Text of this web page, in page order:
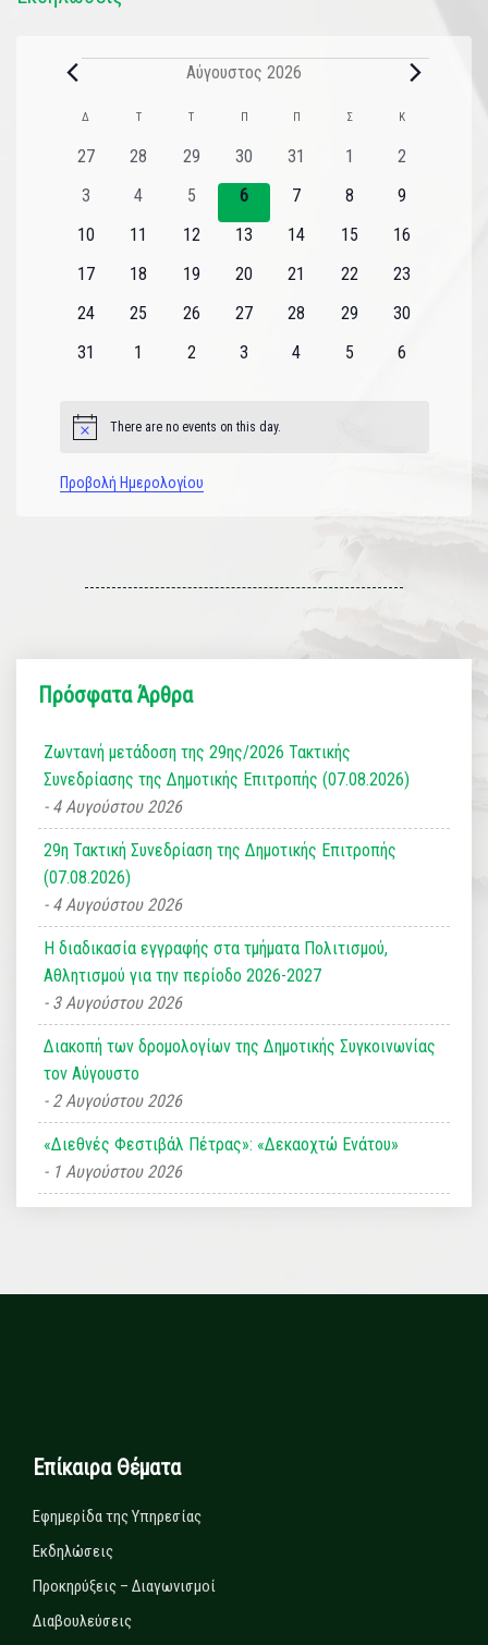
Αύγουστος 2026
Ημερολόγιο
του
Εκδηλώσεις
Δ Τ Τ Π Π Σ Κ
0
27
0
28
0
εκδηλώσεις
29
0
εκδηλώσεις
30
0
31
01
0
2
0
3
0
εκδηλώσεις
4
0
εκδηλώσεις
5
0
εκδηλώσεις
6
0
7
0
8
0
9
0
10
0
11
0
12
0
13
0
14
0
15
0
16
0
17
0
18
0
19
0
20
0
21
0
22
0
23
0
24
0
25
0
26
0
27
0
28
0
29
0
30
0
31
0
1
0
2
0
3
0
4
0
5
0
6
Notice There are no events on this day.
Προβολή Ημερολογίου
Πρόσφατα Άρθρα
Ζωντανή μετάδοση της 29ης/2026 Τακτικής
Συνεδρίασης της Δημοτικής Επιτροπής (07.08.2026)
4 Αυγούστου 2026
29η Τακτική Συνεδρίαση της Δημοτικής Επιτροπής
(07.08.2026)
4 Αυγούστου 2026
Η διαδικασία εγγραφής στα τμήματα Πολιτισμού,
Αθλητισμού για την περίοδο 2026-2027
3 Αυγούστου 2026
Διακοπή των δρομολογίων της Δημοτικής Συγκοινωνίας
τον Αύγουστο
2 Αυγούστου 2026
«Διεθνές Φεστιβάλ Πέτρας»: «Δεκαοχτώ Ενάτου»
1 Αυγούστου 2026
Επίκαιρα Θέματα
Εφημερίδα της Υπηρεσίας
Εκδηλώσεις
Προκηρύξεις – Διαγωνισμοί
Διαβουλεύσεις